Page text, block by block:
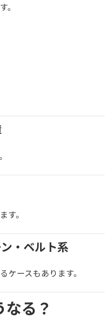
。
す。
・ベルト系
ケースもあります。
る？